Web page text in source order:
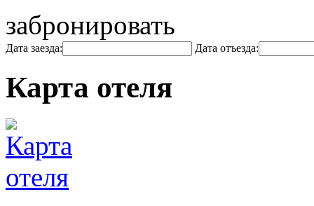
забронировать
Дата заезда: Дата отъезда:
Карта отеля